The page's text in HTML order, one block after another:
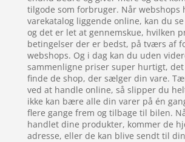
tilgode som forbruger. Når webshops
varekatalog liggende online, kan du
og det er let at gennemskue, hvilken
betingelser der er bedst, på tværs af
webshops. Og i dag kan du uden
sammenligne priser super hurtigt,
finde de shop, der sælger din vare.
ved at handle online, så slipper du
ikke kan bære alle din varer på én
flere gange frem og tilbage til bilen.
handlet dine produkter, kommer de
adresse, eller de kan blive sendt til